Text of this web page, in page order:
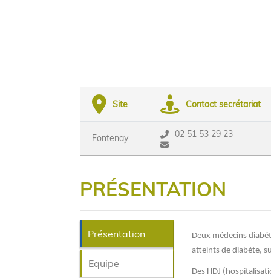
Site Contact secrétariat
Fontenay 02 51 53 29 23
PRÉSENTATION
Présentation
Equipe
Deux médecins
atteints de diabète,
Des HDJ